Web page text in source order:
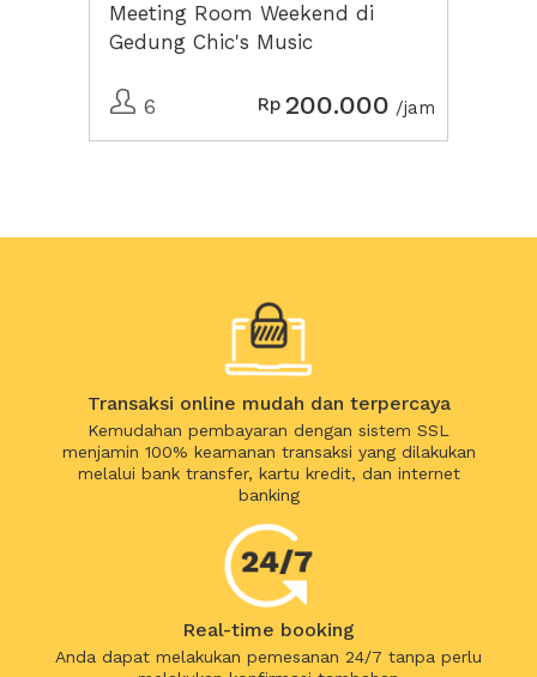
Meeting Room Weekend di
Gedung Chic's Music
6 Rp 200.000 /jam
Transaksi online mudah dan terpercaya
Kemudahan pembayaran dengan sistem SSL
menjamin 100% keamanan transaksi yang dilakukan
melalui bank transfer, kartu kredit, dan internet
banking
Real-time booking
Anda dapat melakukan pemesanan 24/7 tanpa perlu